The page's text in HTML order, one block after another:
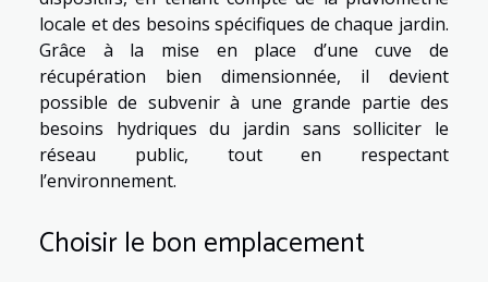
locale et des besoins spécifiques de chaque jardin.
Grâce à la mise en place d’une cuve de
récupération bien dimensionnée, il devient
possible de subvenir à une grande partie des
besoins hydriques du jardin sans solliciter le
réseau public, tout en respectant
l’environnement.
Choisir le bon emplacement